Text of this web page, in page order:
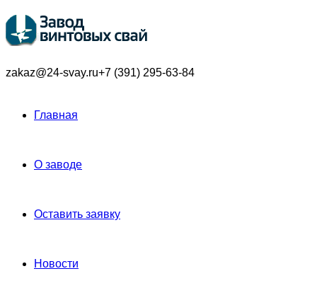
zakaz@24-svay.ru+7 (391) 295-63-84
Главная
О заводе
Оставить заявку
Новости